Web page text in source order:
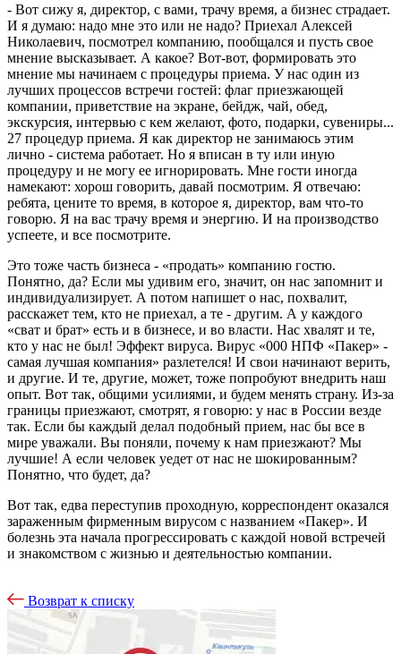
- Вот сижу я, директор, с вами, трачу время, а бизнес страдает.
И я думаю: надо мне это или не надо? Приехал Алексей
Николаевич, посмотрел компанию, пообщался и пусть свое
мнение высказывает. А какое? Вот-вот, формировать это
мнение мы начинаем с процедуры приема. У нас один из
лучших процессов встречи гостей: флаг приезжающей
компании, приветствие на экране, бейдж, чай, обед,
экскурсия, интервью с кем желают, фото, подарки, сувениры...
27 процедур приема. Я как директор не занимаюсь этим
лично - система работает. Но я вписан в ту или иную
процедуру и не могу ее игнорировать. Мне гости иногда
намекают: хорош говорить, давай посмотрим. Я отвечаю:
ребята, цените то время, в которое я, директор, вам что-то
говорю. Я на вас трачу время и энергию. И на производство
успеете, и все посмотрите.
Это тоже часть бизнеса - «продать» компанию гостю.
Понятно, да? Если мы удивим его, значит, он нас запомнит и
индивидуализирует. А потом напишет о нас, похвалит,
расскажет тем, кто не приехал, а те - другим. А у каждого
«сват и брат» есть и в бизнесе, и во власти. Нас хвалят и те,
кто у нас не был! Эффект вируса. Вирус «000 НПФ «Пакер» -
самая лучшая компания» разлетелся! И свои начинают верить,
и другие. И те, другие, может, тоже попробуют внедрить наш
опыт. Вот так, общими усилиями, и будем менять страну. Из-за
границы приезжают, смотрят, я говорю: у нас в России везде
так. Если бы каждый делал подобный прием, нас бы все в
мире уважали. Вы поняли, почему к нам приезжают? Мы
лучшие! А если человек уедет от нас не шокированным?
Понятно, что будет, да?
Вот так, едва переступив проходную, корреспондент оказался
зараженным фирменным вирусом с названием «Пакер». И
болезнь эта начала прогрессировать с каждой новой встречей
и знакомством с жизнью и деятельностью компании.
Возврат к списку